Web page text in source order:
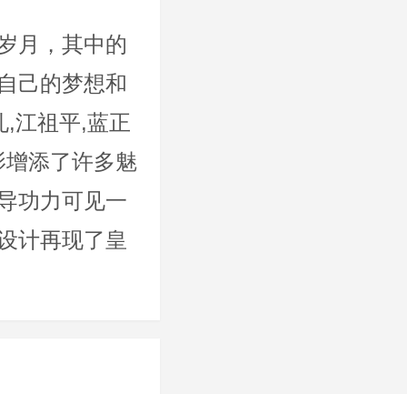
月，其中的
己的梦想和
,江祖平,蓝正
添了许多魅
功力可见一
计再现了皇